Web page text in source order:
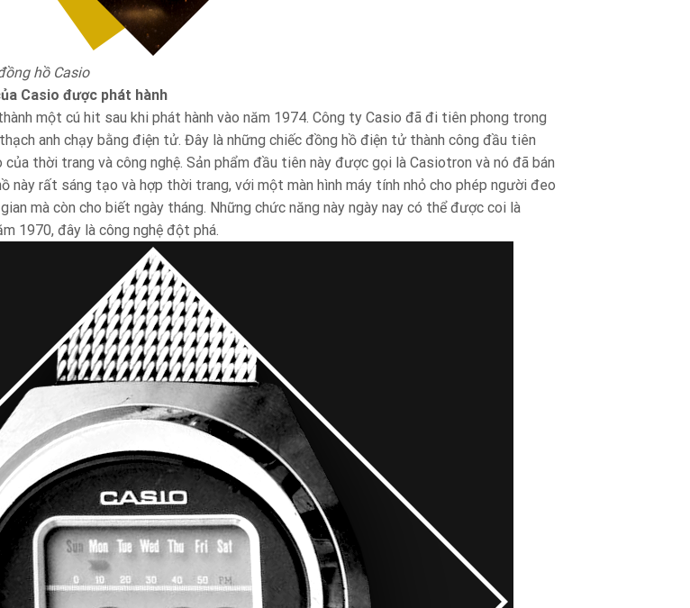
hồ Casio
Casio được phát hành
một cú hit sau khi phát hành vào năm 1974. Công ty Casio đã đi tiên phong trong
anh chạy bằng điện tử. Đây là những chiếc đồng hồ điện tử thành công đầu tiên
thời trang và công nghệ. Sản phẩm đầu tiên này được gọi là Casiotron và nó đã bán
này rất sáng tạo và hợp thời trang, với một màn hình máy tính nhỏ cho phép người đeo
mà còn cho biết ngày tháng. Những chức năng này ngày nay có thể được coi là
1970, đây là công nghệ đột phá.